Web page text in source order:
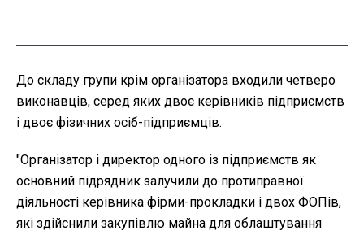
До складу групи крім організатора входили четверо
виконавців, серед яких двоє керівників підприємств
і двоє фізичних осіб-підприємців.
"Організатор і директор одного із підприємств як
основний підрядник залучили до протиправної
діяльності керівника фірми-прокладки і двох ФОПів,
які здійснили закупівлю майна для облаштування